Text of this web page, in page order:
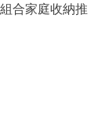
合家庭收納推